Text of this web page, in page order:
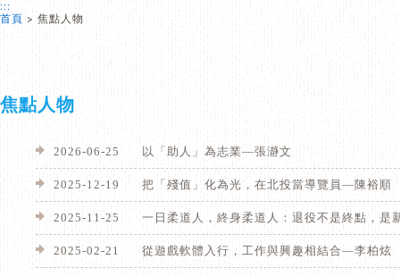
:::
首頁 > 焦點人物
焦點人物
2026-06-25 以「助人」為志業—張瀞文
2025-12-19 把「殘值」化為光，在北投當導覽員—陳裕順
2025-11-25 一日柔道人，終身柔道人：退役不是終點，
2025-02-21 從遊戲軟體入行，工作與興趣相結合—李柏炫